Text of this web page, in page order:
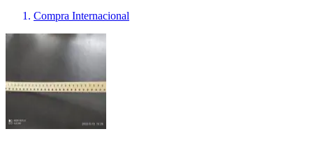
Compra Internacional